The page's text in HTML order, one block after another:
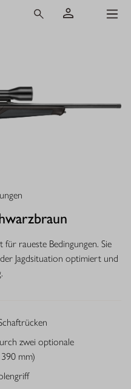
raueste Bedingungen. Sie
Jagdsituation optimiert und
zwei optionale
mm)